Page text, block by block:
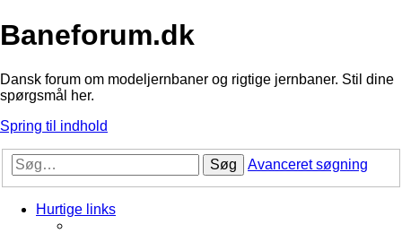
Baneforum.dk
Dansk forum om modeljernbaner og rigtige jernbaner. Stil dine
spørgsmål her.
Spring til indhold
Søg Avanceret søgning
Hurtige links